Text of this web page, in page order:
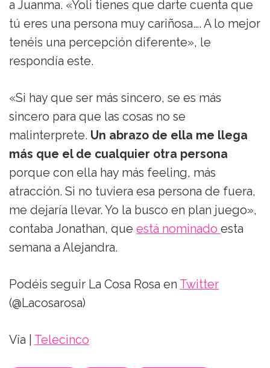
a Juanma. «Yoli tienes que darte cuenta que
tú eres una persona muy cariñosa…. A lo mejor
tenéis una percepción diferente», le
respondía este.
«Si hay que ser más sincero, se es más
sincero para que las cosas no se
malinterprete. Un abrazo de ella me llega
más que el de cualquier otra persona
porque con ella hay más feeling, más
atracción. Si no tuviera esa persona de fuera,
me dejaría llevar. Yo la busco en plan juego»,
contaba Jonathan, que está nominado esta
semana a Alejandra.
Podéis seguir La Cosa Rosa en Twitter
(@Lacosarosa)
Vía | Telecinco